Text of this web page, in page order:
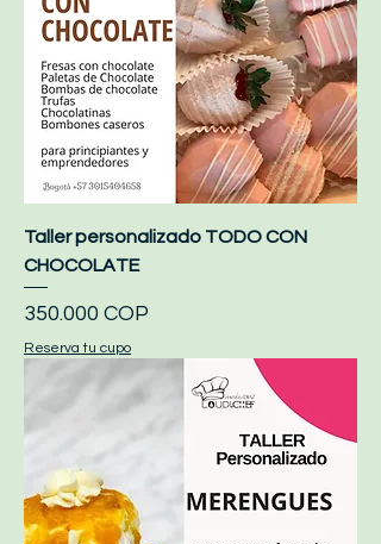
Taller personalizado TODO CON
CHOCOLATE
Precio
350.000 COP
Reserva tu cupo